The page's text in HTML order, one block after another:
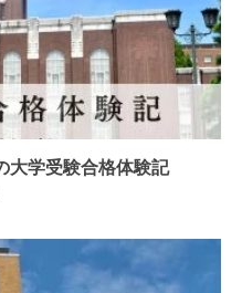
大学受験合格体験記